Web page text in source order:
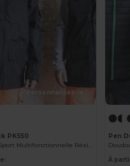
Personnalisez-le !
PK550
Veste de Sport Multifonctionnelle Résistante aux Intempéries
Pen
À